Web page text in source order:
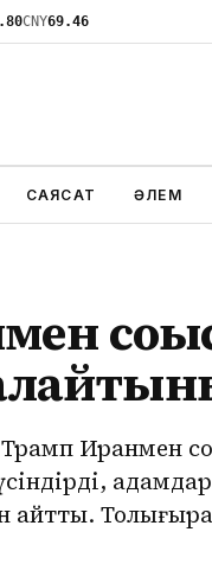
CNY69.46
САЯСАТ ӘЛЕМ
Иранмен
айтты.